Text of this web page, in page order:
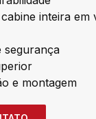
inteira em
segurança
e montagem